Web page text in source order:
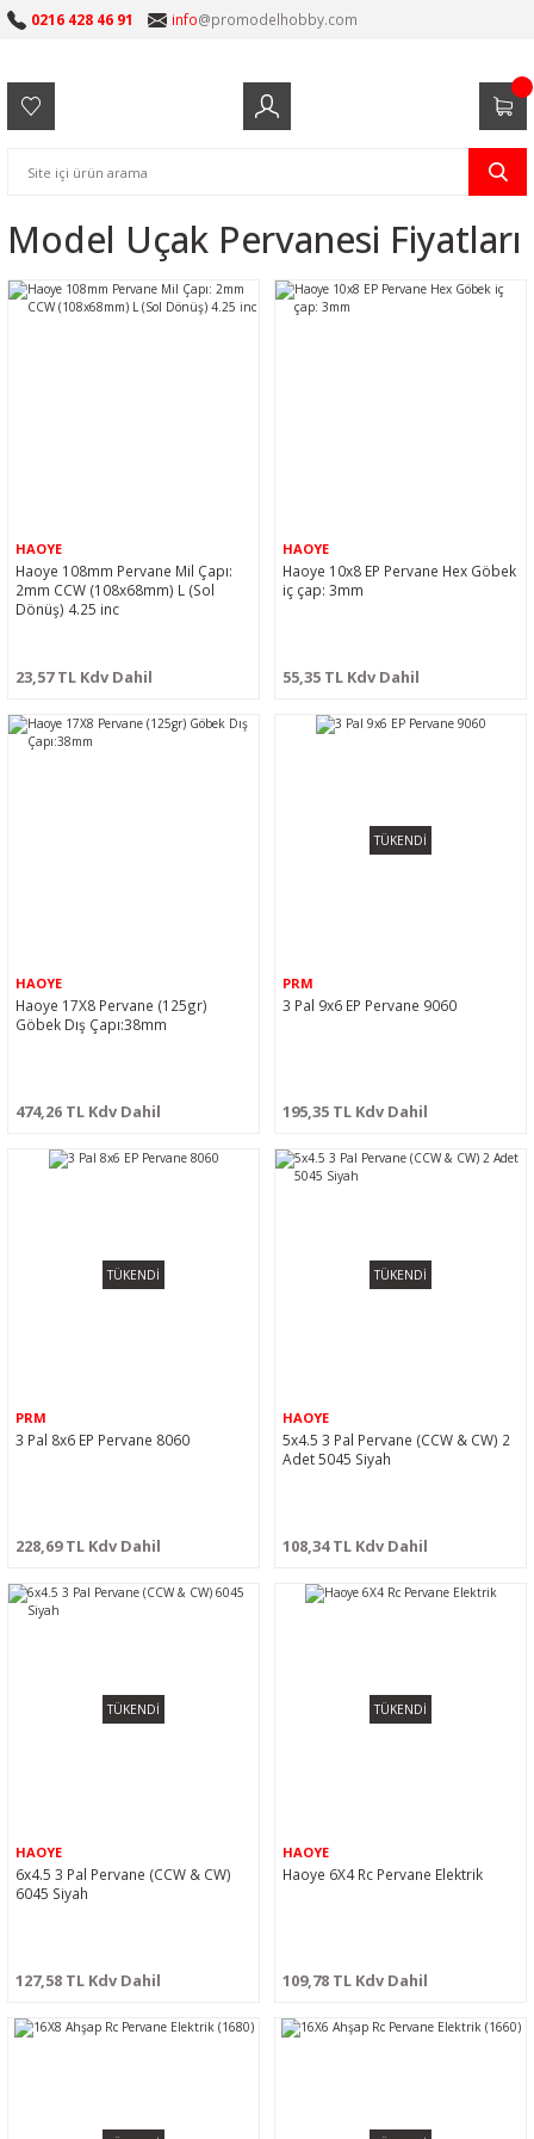
0216 428 46 91 info@promodelhobby.com
Model Uçak Pervanesi Fiyatları
HAOYE
Haoye 108mm Pervane Mil Çapı:
2mm CCW (108x68mm) L (Sol
Dönüş) 4.25 inc
23,57 TL Kdv Dahil
HAOYE
Haoye 10x8 EP Pervane Hex Göbek
iç çap: 3mm
55,35 TL Kdv Dahil
HAOYE
Haoye 17X8 Pervane (125gr)
Göbek Dış Çapı:38mm
474,26 TL Kdv Dahil
TÜKENDİ
PRM
3 Pal 9x6 EP Pervane 9060
195,35 TL Kdv Dahil
TÜKENDİ
PRM
3 Pal 8x6 EP Pervane 8060
228,69 TL Kdv Dahil
TÜKENDİ
HAOYE
5x4.5 3 Pal Pervane (CCW & CW) 2
Adet 5045 Siyah
108,34 TL Kdv Dahil
TÜKENDİ
HAOYE
6x4.5 3 Pal Pervane (CCW & CW)
6045 Siyah
127,58 TL Kdv Dahil
TÜKENDİ
HAOYE
Haoye 6X4 Rc Pervane Elektrik
109,78 TL Kdv Dahil